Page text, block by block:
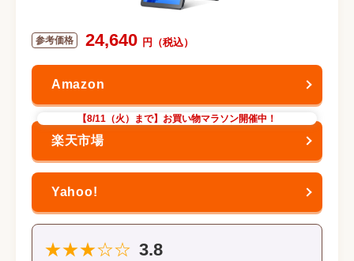
24,640
【8/11（火）まで】お買い物マラソン開催中！
★★★☆☆ 3.8